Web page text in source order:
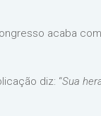
acaba
diz: “Sua